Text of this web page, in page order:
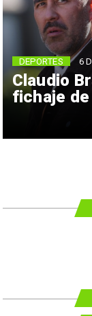
Claudio
fichaje
DEPORTES 6